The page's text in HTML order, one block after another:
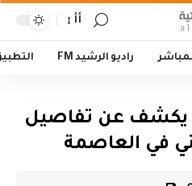
أأ
راديو الرشيد FM
يكشف عن تفاصيل
في العاصمة